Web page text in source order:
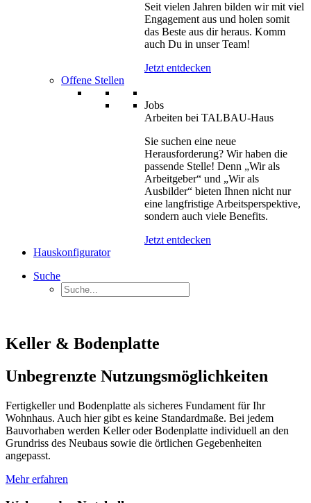
Seit vielen Jahren bilden wir mit viel
Engagement aus und holen somit
das Beste aus dir heraus. Komm
auch Du in unser Team!
Jetzt entdecken
Offene Stellen
Jobs
Arbeiten bei TALBAU-Haus
Sie suchen eine neue
Herausforderung? Wir haben die
passende Stelle! Denn „Wir als
Arbeitgeber“ und „Wir als
Ausbilder“ bieten Ihnen nicht nur
eine langfristige Arbeitsperspektive,
sondern auch viele Benefits.
Jetzt entdecken
Hauskonfigurator
Suche
Keller & Bodenplatte
Unbegrenzte Nutzungsmöglichkeiten
Fertigkeller und Bodenplatte als sicheres Fundament für Ihr
Wohnhaus. Auch hier gibt es keine Standardmaße. Bei jedem
Bauvorhaben werden Keller oder Bodenplatte individuell an den
Grundriss des Neubaus sowie die örtlichen Gegebenheiten
angepasst.
Mehr erfahren